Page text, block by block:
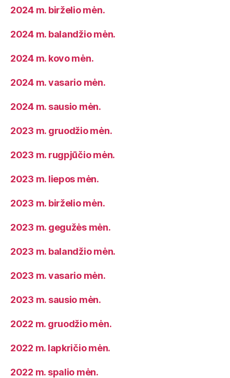
2024 m. birželio mėn.
2024 m. balandžio mėn.
2024 m. kovo mėn.
2024 m. vasario mėn.
2024 m. sausio mėn.
2023 m. gruodžio mėn.
2023 m. rugpjūčio mėn.
2023 m. liepos mėn.
2023 m. birželio mėn.
2023 m. gegužės mėn.
2023 m. balandžio mėn.
2023 m. vasario mėn.
2023 m. sausio mėn.
2022 m. gruodžio mėn.
2022 m. lapkričio mėn.
2022 m. spalio mėn.